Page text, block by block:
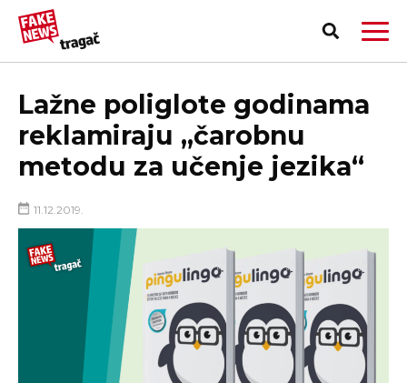
PRIJAVI LAŽNU VEST!
Lažne poliglote godinama
reklamiraju „čarobnu
metodu za učenje jezika“
11.12.2019.